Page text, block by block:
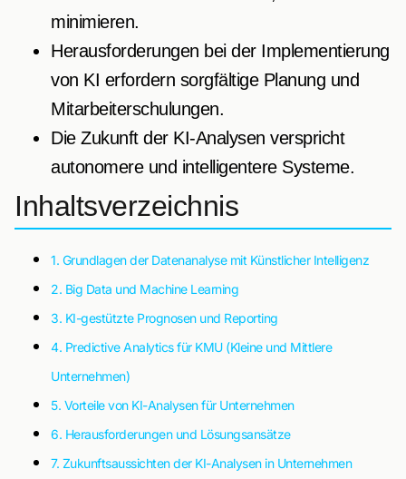
minimieren.
Herausforderungen bei der Implementierung
von KI erfordern sorgfältige Planung und
Mitarbeiterschulungen.
Die Zukunft der KI-Analysen verspricht
autonomere und intelligentere Systeme.
Inhaltsverzeichnis
1. Grundlagen der Datenanalyse mit Künstlicher Intelligenz
2. Big Data und Machine Learning
3. KI-gestützte Prognosen und Reporting
4. Predictive Analytics für KMU (Kleine und Mittlere
Unternehmen)
5. Vorteile von KI-Analysen für Unternehmen
6. Herausforderungen und Lösungsansätze
7. Zukunftsaussichten der KI-Analysen in Unternehmen